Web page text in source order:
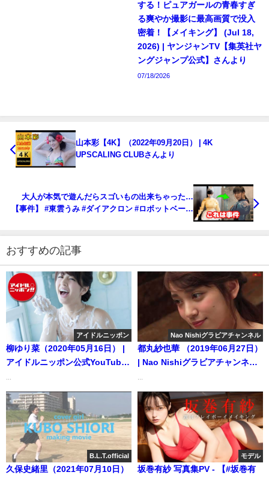
する！ピュアガールの青春すぎ
る爽やか撮影に最高画質で没入
密着！【メイキング】 (Jul 18,
2026) | ヤンジャンTV【集英社ヤ
ングジャンプ公式】さんより
07/18/2026
山本彩【4K】（2022年09月20日） | 4K
UPSCALING CLUBさんより
大人が本気で遊んだらスゴいもの出来ちゃった…
【事件】 #東雲うみ #ダイアクロン #ロボットベース
おすすめの記事
アイドルニッポン
柳ゆり菜（2020年05月16日） |
アイドルニッポン公式YouTube
...
Nao Nishiグラビアチャンネル
都丸紗也華 （2019年06月27日）
| Nao Nishiグラビアチャンネル
...
B.L.T.official
久保史緒里（2021年07月10日）
モデル
坂巻有紗 写真集PV - 【#坂巻有